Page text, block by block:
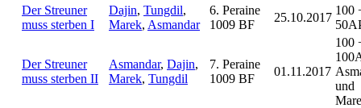
Der Streuner
muss sterben I
Dajin, Tungdil,
Marek, Asmandar
6. Peraine
1009 BF
25.10.2017
100
Der Streuner
muss sterben II
Asmandar, Dajin,
Marek, Tungdil
7. Peraine
1009 BF
01.11.2017
100
und